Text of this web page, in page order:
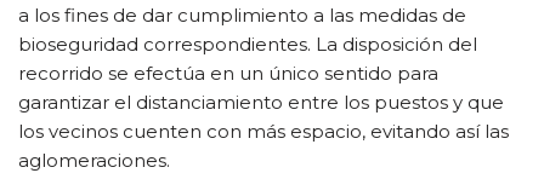
a los fines de dar cumplimiento a las medidas de
bioseguridad correspondientes. La disposición del
recorrido se efectúa en un único sentido para
garantizar el distanciamiento entre los puestos y que
los vecinos cuenten con más espacio, evitando así las
aglomeraciones.